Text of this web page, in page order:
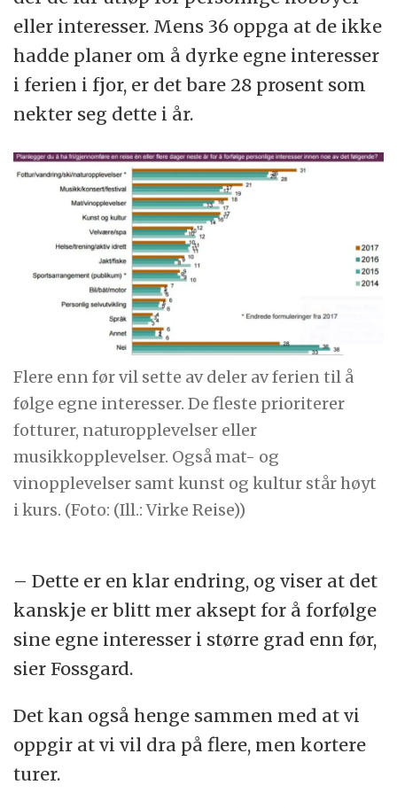
eller interesser. Mens 36 oppga at de ikke
hadde planer om å dyrke egne interesser
i ferien i fjor, er det bare 28 prosent som
nekter seg dette i år.
Flere enn før vil sette av deler av ferien til å
følge egne interesser. De fleste prioriterer
fotturer, naturopplevelser eller
musikkopplevelser. Også mat- og
vinopplevelser samt kunst og kultur står høyt
i kurs. (Foto: (Ill.: Virke Reise))
– Dette er en klar endring, og viser at det
kanskje er blitt mer aksept for å forfølge
sine egne interesser i større grad enn før,
sier Fossgard.
Det kan også henge sammen med at vi
oppgir at vi vil dra på flere, men kortere
turer.